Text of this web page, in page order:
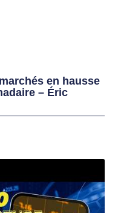
en hausse
– Éric